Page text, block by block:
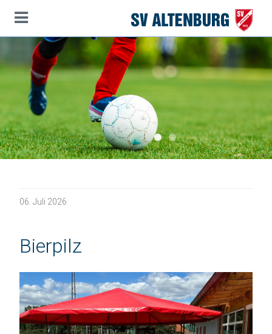
Themennavigation
Seitenanfang
06. Juli 2026
Bierpilz